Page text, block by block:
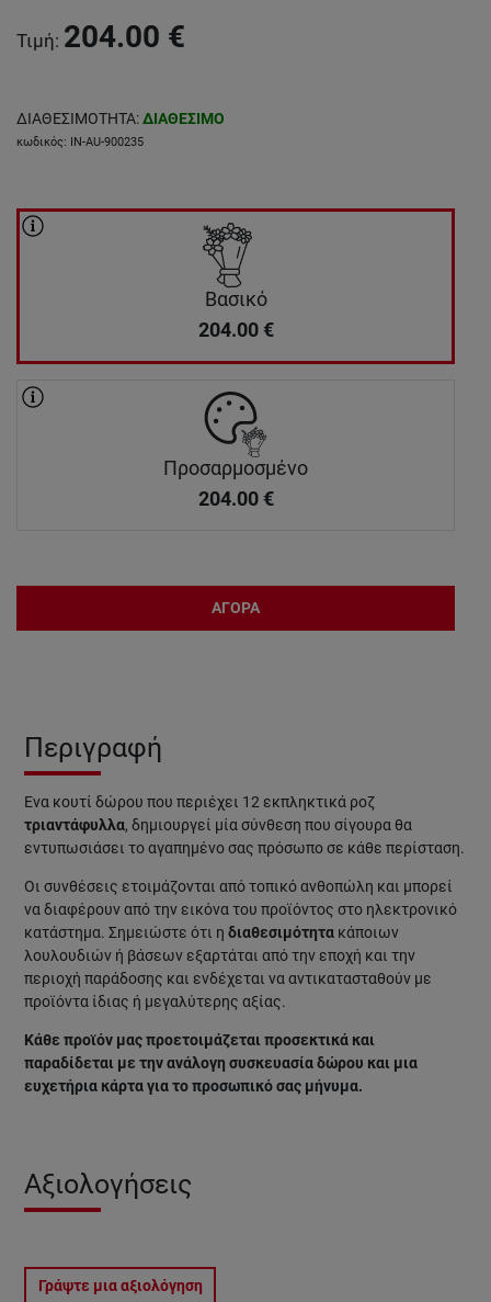
Τιμή: 204.00 €
ΔΙΑΘΕΣΙΜΟΤΗΤΑ:ΔΙΑΘΕΣΙΜΟ
κωδικός: IN-AU-900235
Βασικό
204.00 €
Προσαρμοσμένο
204.00 €
ΑΓΟΡΑ
Περιγραφή
Ένα κουτί δώρου που περιέχει 12 εκπληκτικά ροζ
τριαντάφυλλα, δημιουργεί μία σύνθεση που σίγουρα θα
εντυπωσιάσει το αγαπημένο σας πρόσωπο σε κάθε περίσταση.
Οι συνθέσεις ετοιμάζονται από τοπικό ανθοπώλη και μπορεί
να διαφέρουν από την εικόνα του προϊόντος στο ηλεκτρονικό
κατάστημα. Σημειώστε ότι η διαθεσιμότητα κάποιων
λουλουδιών ή βάσεων εξαρτάται από την εποχή και την
περιοχή παράδοσης και ενδέχεται να αντικατασταθούν με
προϊόντα ίδιας ή μεγαλύτερης αξίας.
Κάθε προϊόν μας προετοιμάζεται προσεκτικά και
παραδίδεται με την ανάλογη συσκευασία δώρου και μια
ευχετήρια κάρτα για το προσωπικό σας μήνυμα.
Αξιολογήσεις
Γράψτε μια αξιολόγηση